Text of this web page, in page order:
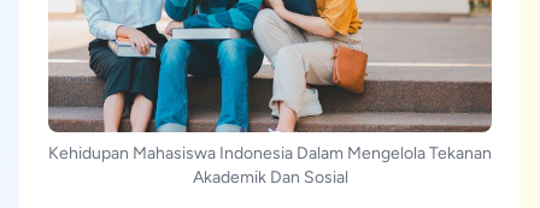
Kehidupan Mahasiswa Indonesia Dalam Mengelola Tekanan
Akademik Dan Sosial